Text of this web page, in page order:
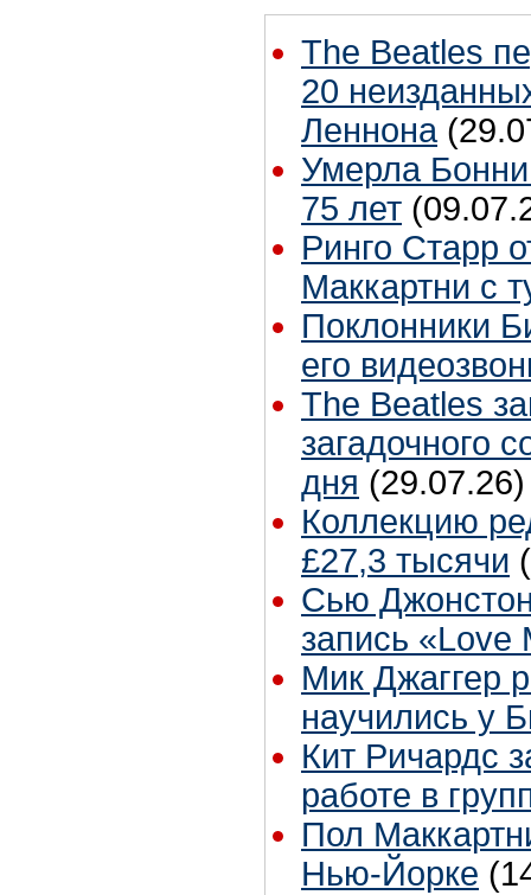
The Beatles
20
Леннона
Умерла
75 лет
Ринго Старр
Маккартни с
Поклонники
его
The Beatles
загадочного
дня (29.07.26)
Коллекцию
£27,3 тысячи
Сью
запись «Love
Мик Джаггер
научились у
Кит Ричардс
работе в
Пол
Нью-Йорке